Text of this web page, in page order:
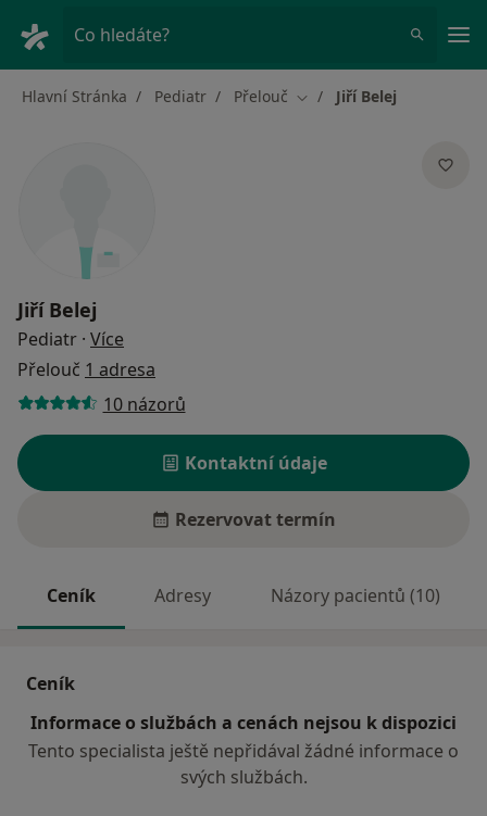
Co hledáte?
Hlavní Stránka Pediatr Přelouč Změna města
Jiří Belej
Jiří Belej
Pediatr · Více
Přelouč 1 adresa
10 názorů
Kontaktní údaje
Rezervovat termín
Ceník Adresy Názory pacientů (10)
Ceník
Informace o službách a cenách nejsou k dispozici
Tento specialista ještě nepřidával žádné informace o
svých službách.